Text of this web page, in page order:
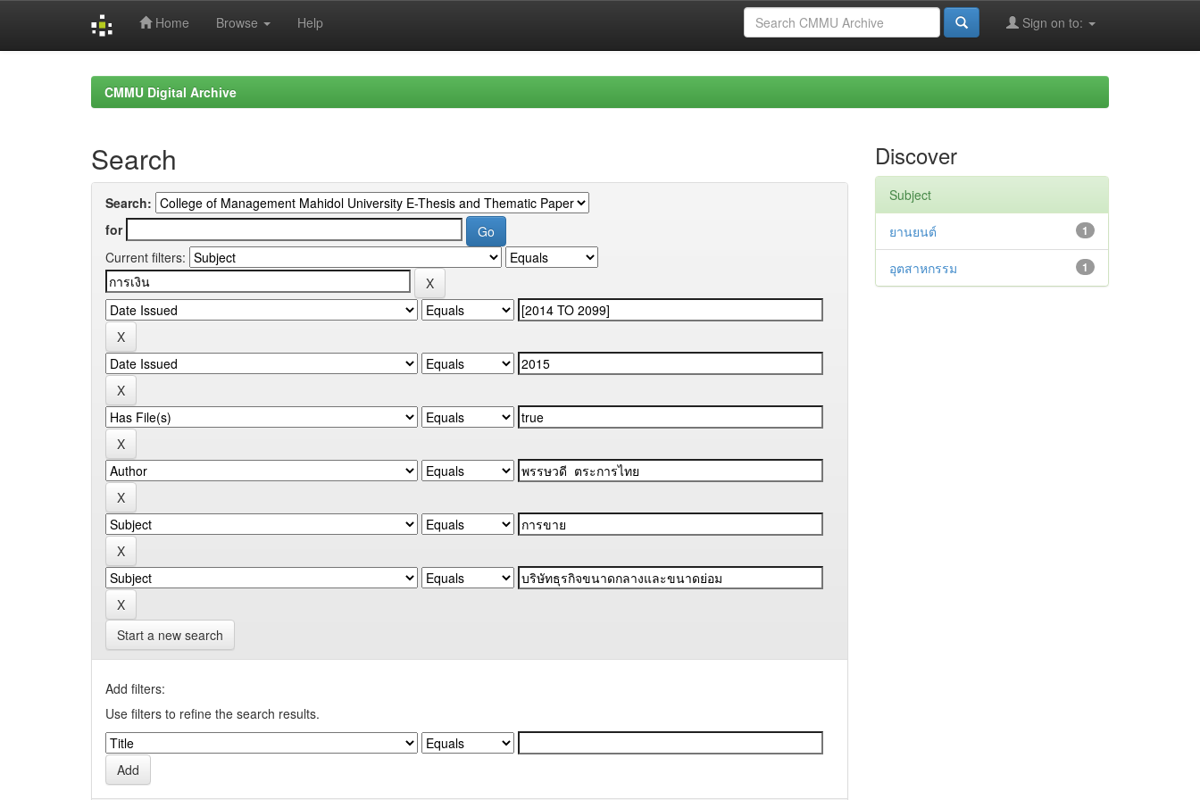
Home Browse Help Sign on to:
CMMU Digital Archive
Search
Search:
for
Current filters:
Start a new search
Add filters:
Use filters to refine the search results.
Discover
Subject
1
ยานยนต์
1
อุตสาหกรรม